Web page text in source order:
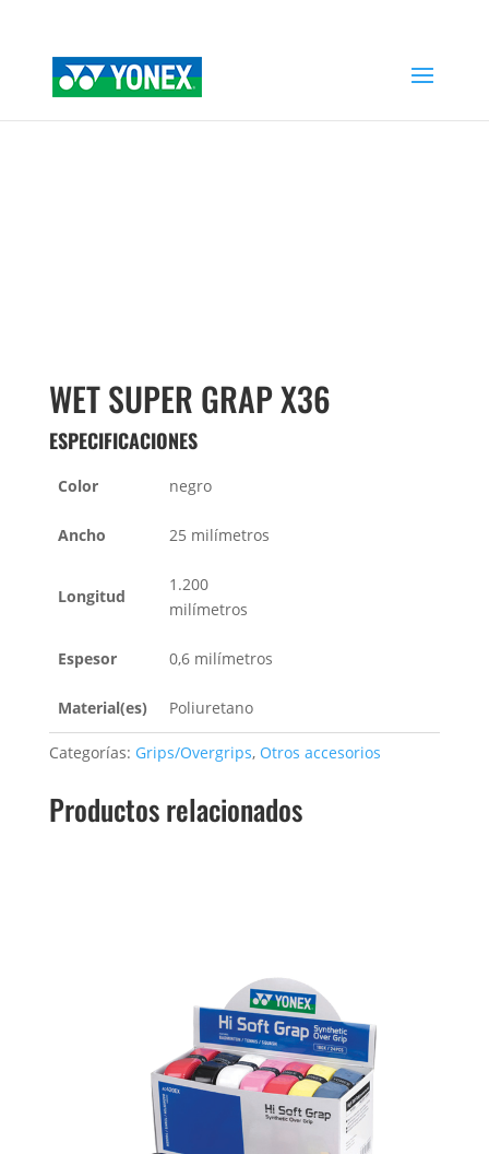
Home»Tienda»WET SUPER GRAP X36
WET SUPER GRAP X36
ESPECIFICACIONES
Color negro
Ancho 25 milímetros
Longitud
1.200
milímetros
Espesor 0,6 milímetros
Material(es) Poliuretano
Categorías: Grips/Overgrips, Otros accesorios
Productos relacionados